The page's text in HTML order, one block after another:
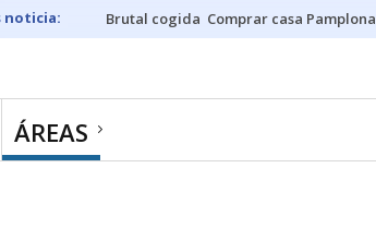
Brutal cogida Comprar casa Pamplona
ÁREAS